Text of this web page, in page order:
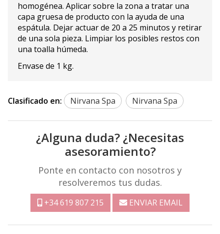
homogénea. Aplicar sobre la zona a tratar una
capa gruesa de producto con la ayuda de una
espátula. Dejar actuar de 20 a 25 minutos y retirar
de una sola pieza. Limpiar los posibles restos con
una toalla húmeda.
Envase de 1 kg.
Clasificado en: Nirvana Spa Nirvana Spa
¿Alguna duda? ¿Necesitas
asesoramiento?
Ponte en contacto con nosotros y
resolveremos tus dudas.
+34 619 807 215 ENVIAR EMAIL